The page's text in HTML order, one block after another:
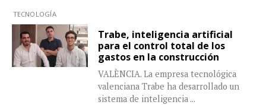
TECNOLOGÍA
Trabe, inteligencia artificial
para el control total de los
gastos en la construcción
VALÈNCIA. La empresa tecnológica
valenciana Trabe ha desarrollado un
sistema de inteligencia ...